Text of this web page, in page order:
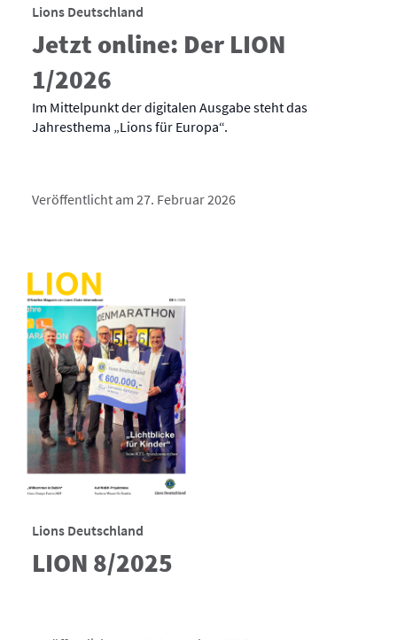
Lions Deutschland
Jetzt online: Der LION
1/2026
Im Mittelpunkt der digitalen Ausgabe steht das
Jahresthema „Lions für Europa“.
Veröffentlicht am 27. Februar 2026
Lions Deutschland
LION 8/2025